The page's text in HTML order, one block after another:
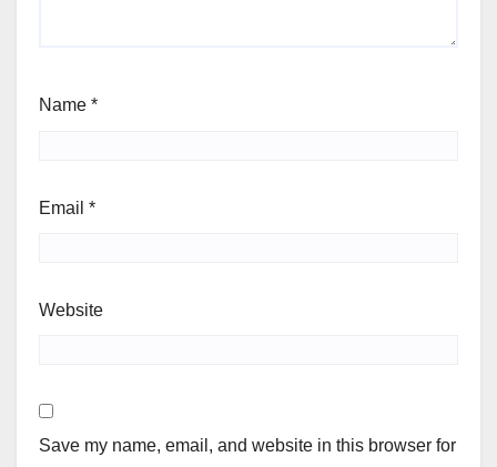
Name *
Email *
Website
Save my name, email, and website in this browser for